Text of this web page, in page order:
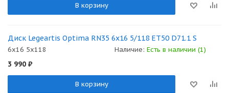
В корзину
Диск Legeartis Optima RN35 6x16 5/118 ET50 D71.1 S
6x16 5x118 Наличие: Есть в наличии (1)
3 990 ₽
В корзину